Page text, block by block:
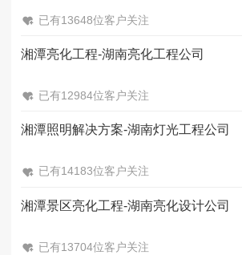
已有13648位客户关注
湘潭亮化工程-湖南亮化工程公司
已有12984位客户关注
湘潭照明解决方案-湖南灯光工程公司
已有14183位客户关注
湘潭景区亮化工程-湖南亮化设计公司
已有13704位客户关注